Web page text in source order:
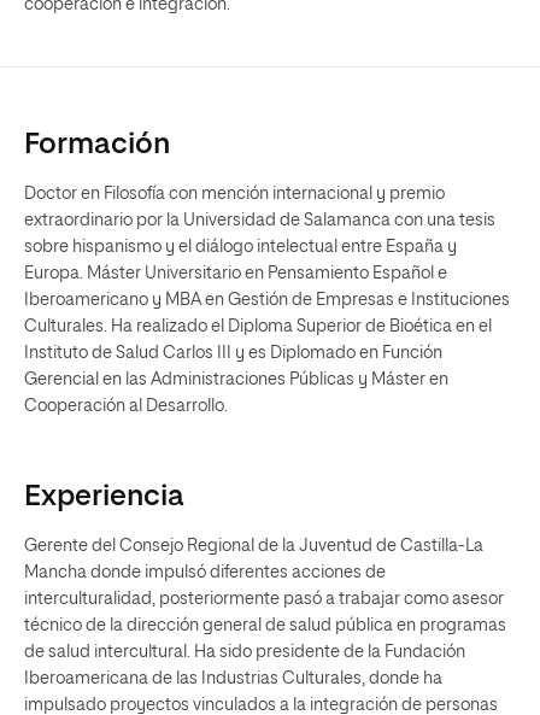
cooperación e integración.
Formación
Doctor en Filosofía con mención internacional y premio
extraordinario por la Universidad de Salamanca con una tesis
sobre hispanismo y el diálogo intelectual entre España y
Europa. Máster Universitario en Pensamiento Español e
Iberoamericano y MBA en Gestión de Empresas e Instituciones
Culturales. Ha realizado el Diploma Superior de Bioética en el
Instituto de Salud Carlos III y es Diplomado en Función
Gerencial en las Administraciones Públicas y Máster en
Cooperación al Desarrollo.
Experiencia
Gerente del Consejo Regional de la Juventud de Castilla-La
Mancha donde impulsó diferentes acciones de
interculturalidad, posteriormente pasó a trabajar como asesor
técnico de la dirección general de salud pública en programas
de salud intercultural. Ha sido presidente de la Fundación
Iberoamericana de las Industrias Culturales, donde ha
impulsado proyectos vinculados a la integración de personas